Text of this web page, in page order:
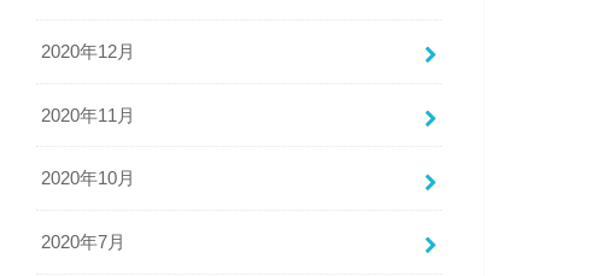
2020年12月
2020年11月
2020年10月
2020年7月